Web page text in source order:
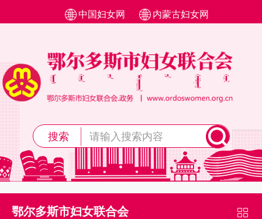
中国妇女网 内蒙古妇女网
搜索
鄂尔多斯市妇女联合会